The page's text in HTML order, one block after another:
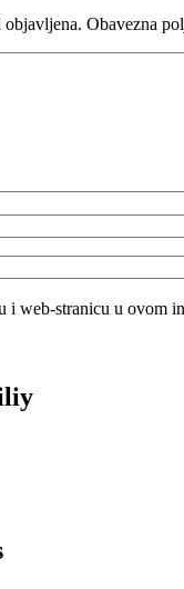
objavljena. Obavezna
i web-stranicu u ovom